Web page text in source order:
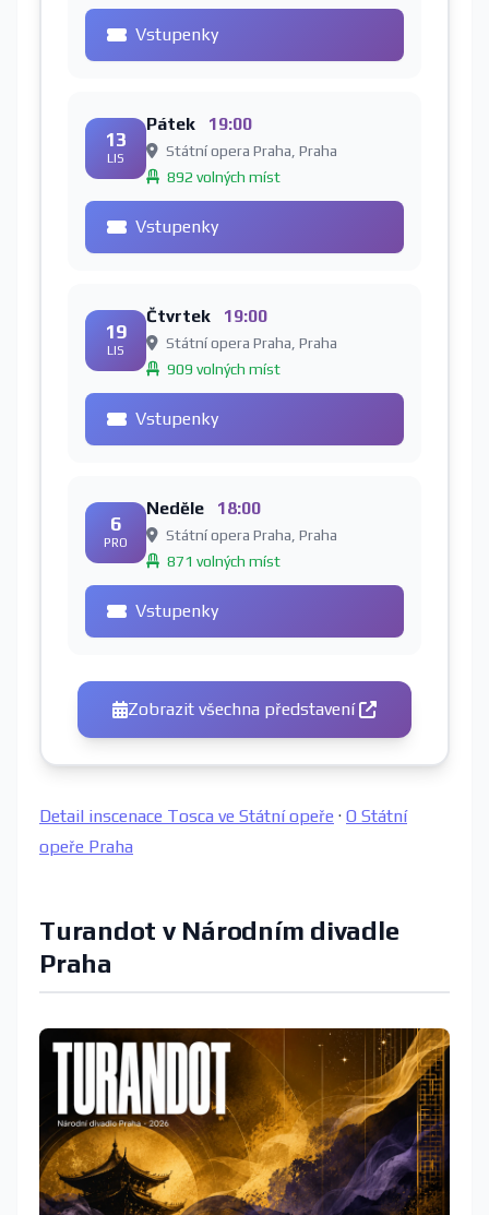
Vstupenky
13
LIS
Pátek 19:00
Státní opera Praha, Praha
892 volných míst
Vstupenky
19
LIS
Čtvrtek 19:00
Státní opera Praha, Praha
909 volných míst
Vstupenky
6
PRO
Neděle 18:00
Státní opera Praha, Praha
871 volných míst
Vstupenky
Zobrazit všechna představení
Detail inscenace Tosca ve Státní opeře · O Státní
opeře Praha
Turandot v Národním divadle
Praha